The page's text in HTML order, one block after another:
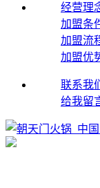
经营理
加盟条
加盟流
加盟优
联系我们
给我留